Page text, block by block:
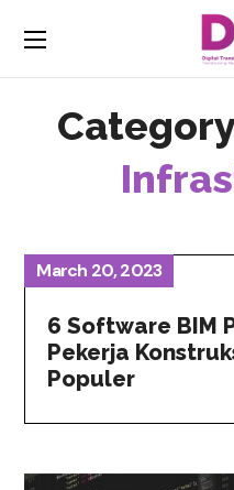
March 20, 2023
6 Software BIM
Pekerja
Populer